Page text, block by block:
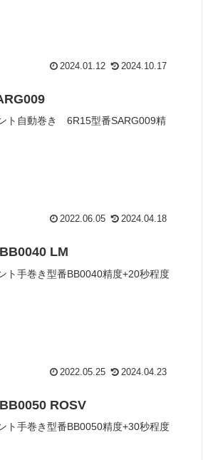
2024.01.12 2024.10.17
ト自動巻き 6R15型番SARG009精
2022.06.05 2024.04.18
LM
ト手巻き型番BB0040精度+20秒程度
2022.05.25 2024.04.23
ROSV
ト手巻き型番BB0050精度+30秒程度